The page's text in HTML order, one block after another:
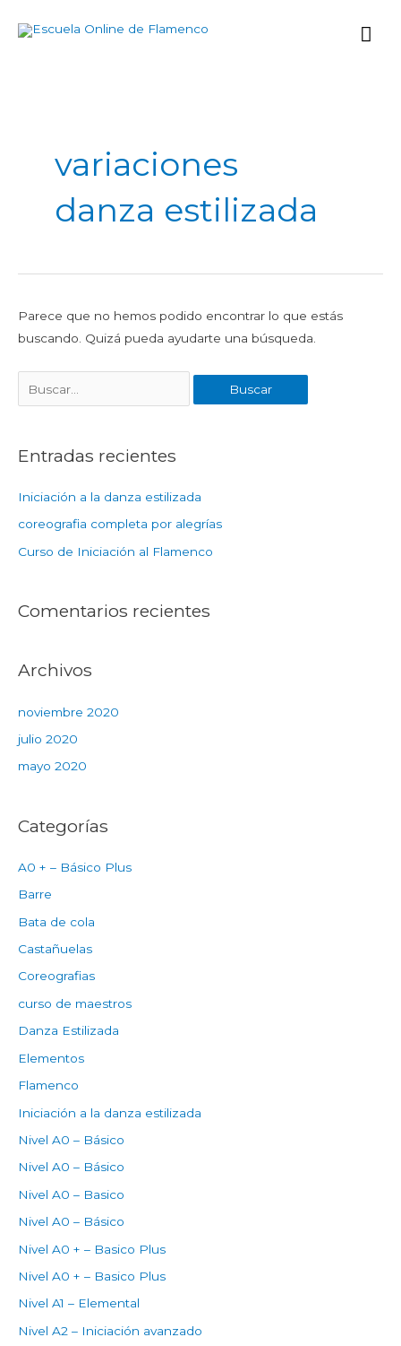
variaciones
danza estilizada
Parece que no hemos podido encontrar lo que estás
buscando. Quizá pueda ayudarte una búsqueda.
Entradas recientes
Iniciación a la danza estilizada
coreografia completa por alegrías
Curso de Iniciación al Flamenco
Comentarios recientes
Archivos
noviembre 2020
julio 2020
mayo 2020
Categorías
A0 + – Básico Plus
Barre
Bata de cola
Castañuelas
Coreografias
curso de maestros
Danza Estilizada
Elementos
Flamenco
Iniciación a la danza estilizada
Nivel A0 – Básico
Nivel A0 – Básico
Nivel A0 – Basico
Nivel A0 – Básico
Nivel A0 + – Basico Plus
Nivel A0 + – Basico Plus
Nivel A1 – Elemental
Nivel A2 – Iniciación avanzado